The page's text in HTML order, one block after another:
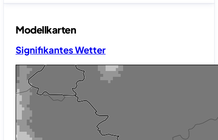
Modellkarten
Signifikantes Wetter